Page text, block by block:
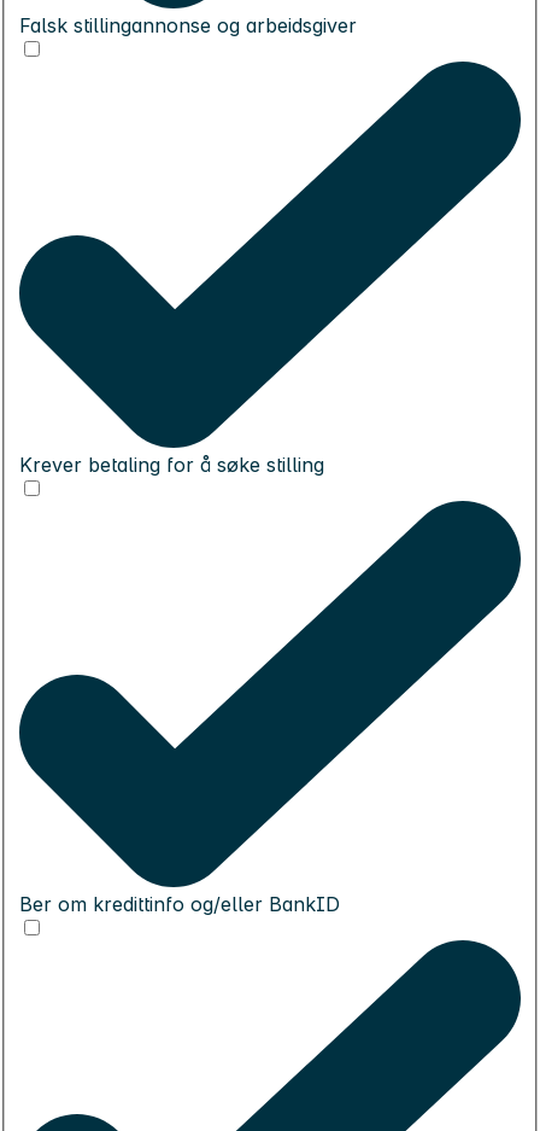
Falsk stillingannonse og arbeidsgiver
Krever betaling for å søke stilling
Ber om kredittinfo og/eller BankID